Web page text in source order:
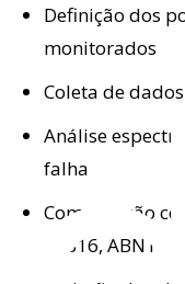
Definição dos
monitorados
Coleta de
Análise
falha
Comparação
10816, ABNT